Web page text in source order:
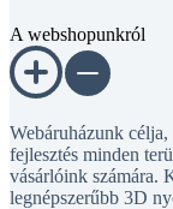
A webshopunkról
Webáruházunk
fejlesztés minden
vásárlóink számára.
legnépszerűbb 3D